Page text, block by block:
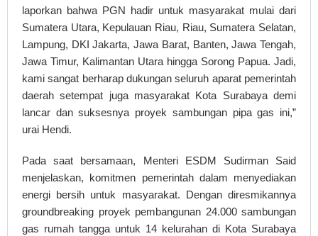
laporkan bahwa PGN hadir untuk masyarakat mulai dari
Sumatera Utara, Kepulauan Riau, Riau, Sumatera Selatan,
Lampung, DKI Jakarta, Jawa Barat, Banten, Jawa Tengah,
Jawa Timur, Kalimantan Utara hingga Sorong Papua. Jadi,
kami sangat berharap dukungan seluruh aparat pemerintah
daerah setempat juga masyarakat Kota Surabaya demi
lancar dan suksesnya proyek sambungan pipa gas ini,”
urai Hendi.
Pada saat bersamaan, Menteri ESDM Sudirman Said
menjelaskan, komitmen pemerintah dalam menyediakan
energi bersih untuk masyarakat. Dengan diresmikannya
groundbreaking proyek pembangunan 24.000 sambungan
gas rumah tangga untuk 14 kelurahan di Kota Surabaya